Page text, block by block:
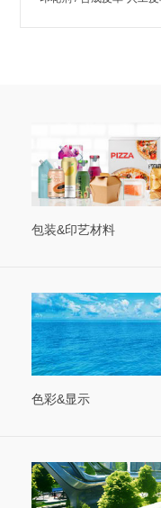
包装&印艺材料
色彩&显示